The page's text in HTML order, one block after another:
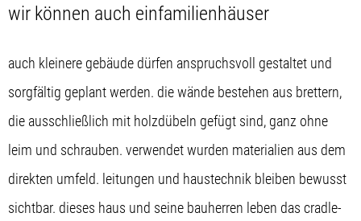
wir können auch einfamilienhäuser
auch kleinere gebäude dürfen anspruchsvoll gestaltet und
sorgfältig geplant werden. die wände bestehen aus brettern,
die ausschließlich mit holzdübeln gefügt sind, ganz ohne
leim und schrauben. verwendet wurden materialien aus dem
direkten umfeld. leitungen und haustechnik bleiben bewusst
sichtbar. dieses haus und seine bauherren leben das cradle-